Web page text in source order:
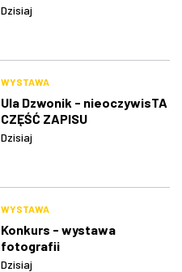
Dzisiaj
WYSTAWA
Ula Dzwonik - nieoczywisTA
CZĘŚĆ ZAPISU
Dzisiaj
WYSTAWA
Konkurs - wystawa
fotografii
Dzisiaj